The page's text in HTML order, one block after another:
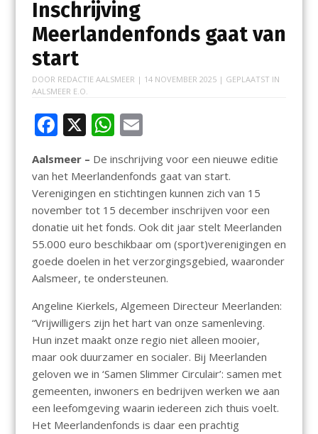
Inschrijving
Meerlandenfonds gaat van
start
DOOR REDACTIE AALSMEER | 14 NOVEMBER 2025| GEPLAATST IN
AALSMEER E.O.
F
e
b
o
o
k
X W
at
s
A
p
p
E
ai
l
Aalsmeer – De inschrijving voor een nieuwe editie
van het Meerlandenfonds gaat van start.
Verenigingen en stichtingen kunnen zich van 15
november tot 15 december inschrijven voor een
donatie uit het fonds. Ook dit jaar stelt Meerlanden
55.000 euro beschikbaar om (sport)verenigingen en
goede doelen in het verzorgingsgebied, waaronder
Aalsmeer, te ondersteunen.
Angeline Kierkels, Algemeen Directeur Meerlanden:
“Vrijwilligers zijn het hart van onze samenleving.
Hun inzet maakt onze regio niet alleen mooier,
maar ook duurzamer en socialer. Bij Meerlanden
geloven we in ‘Samen Slimmer Circulair’: samen met
gemeenten, inwoners en bedrijven werken we aan
een leefomgeving waarin iedereen zich thuis voelt.
Het Meerlandenfonds is daar een prachtig